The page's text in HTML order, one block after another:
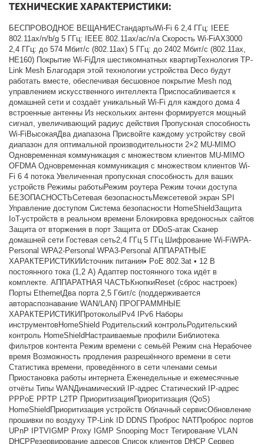
ТЕХНИЧЕСКИЕ ХАРАКТЕРИСТИКИ:
БЕСПРОВОДНОЕ ВЕЩАНИЕСтандартыWi-Fi 6 2,4 ГГц: IEEE
802.11ax/n/b/g 5 ГГц: IEEE 802.11ax/ac/n/a Скорость Wi-FiAX3000
2,4 ГГц: до 574 Мбит/с (802.11ax) 5 ГГц: до 2402 Мбит/с (802.11ax,
HE160) Покрытие Wi-FiДля шестикомнатных квартирТехнология TP-
Link Mesh Благодаря этой технологии устройства Deco будут
работать вместе, обеспечивая бесшовное покрытие Mesh под
управлением искусственного интеллекта Приспосабливается к
домашней сети и создаёт уникальный Wi‑Fi для каждого дома 4
встроенные антенны Из нескольких антенн формируется мощный
сигнал, увеличивающий радиус действия Пропускная способность
Wi-FiВысокаяДва диапазона Присвойте каждому устройству свой
диапазон для оптимальной производительности 2×2 MU-MIMO
Одновременная коммуникация с множеством клиентов MU-MIMO
OFDMA Одновременная коммуникация с множеством клиентов Wi-
Fi 6 4 потока Увеличенная пропускная способность для ваших
устройств Режимы работыРежим роутера Режим точки доступа
БЕЗОПАСНОСТЬСетевая безопасностьМежсетевой экран SPI
Управление доступом Система безопасности HomeShieldЗащита
IoT-устройств в реальном времени Блокировка вредоносных сайтов
Защита от вторжения в порт Защита от DDoS-атак Сканер
домашней сети Гостевая сеть2,4 ГГц 5 ГГц Шифрование Wi-FiWPA-
Personal WPA2-Personal WPA3-Personal АППАРАТНЫЕ
ХАРАКТЕРИСТИКИИсточник питания• PoE 802.3at • 12 В
постоянного тока (1,2 А) Адаптер постоянного тока идёт в
комплекте. АППАРАТНАЯ ЧАСТЬКнопкиReset (сброс настроек)
Порты EthernetДва порта 2,5 Гбит/с (поддерживается
автораспознавание WAN/LAN) ПРОГРАММНЫЕ
ХАРАКТЕРИСТИКИПротоколыIPv4 IPv6 Наборы
инструментовHomeShield Родительский контрольРодительский
контроль HomeShieldНастраиваемые профили Библиотека
фильтров контента Режим времени с семьёй Режим сна Нерабочее
время Возможность продления разрешённого времени в сети
Статистика времени, проведённого в сети членами семьи
Приостановка работы интернета Еженедельные и ежемесячные
отчёты Типы WANДинамический IP-адрес Статический IP-адрес
PPPoE PPTP L2TP ПриоритизацияПриоритизация (QoS)
HomeShieldПриоритизация устройств Облачный сервисОбновление
прошивки по воздуху TP-Link ID DDNS Проброс NATПроброс портов
UPnP IPTVIGMP Proxy IGMP Snooping Мост Тегирование VLAN
DHCPРезервирование адресов Список клиентов DHCP Сервер